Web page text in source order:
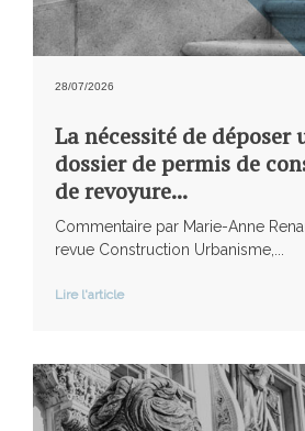
28/07/2026
La nécessité de déposer
dossier de permis de
de revoyure...
Commentaire par Marie-Anne
revue Construction Urbanisme,...
Lire l'article